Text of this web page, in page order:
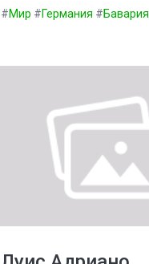
#Мир #Германия #Бавария